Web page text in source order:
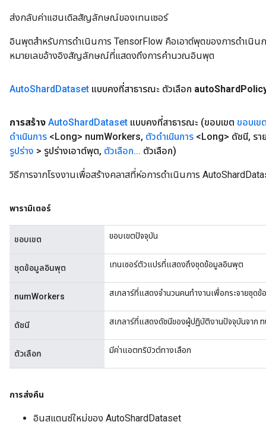
ส่งกลับค่าแฮนเดิลสัญลักษณ์ของเทนเซอร์
อินพุตสำหรับการดำเนินการ TensorFlow คือเอาต์พุตของการดำเนิน
หมายเลขอ้างอิงสัญลักษณ์ที่แสดงถึงการคำนวณอินพุต
AutoShardDataset แบบคงที่สาธารณะ ตัวเลือก autoShard
การสร้าง AutoShardDataset แบบคงที่สาธารณะ (ขอบเขต ขอบเข
ดำเนินการ <Long> numWorkers, ตัวดำเนินการ <Long> ดัชนี, รา
รูปร่าง > รูปร่างเอาต์พุต, ตัวเลือก... ตัวเลือก)
วิธีการจากโรงงานเพื่อสร้างคลาสที่ห่อการดำเนินการ
พารามิเตอร์
ขอบเขต ขอบเขตปัจจุบัน
ชุดข้อมูลอินพุต เทนเซอร์ตัวแปรที่แสดงถึงชุดข้อมูลอินพุต
numWorkers สเกลาร์ที่แสดงจำนวนคนทำงานเพื่อกระจายชุดข้
ดัชนี สเกลาร์ที่แสดงดัชนีของผู้ปฏิบัติงานปัจจุบันจาก
ตัวเลือก มีค่าแอตทริบิวต์ทางเลือก
การส่งคืน
อินสแตนซ์ใหม่ของ AutoShardDataset